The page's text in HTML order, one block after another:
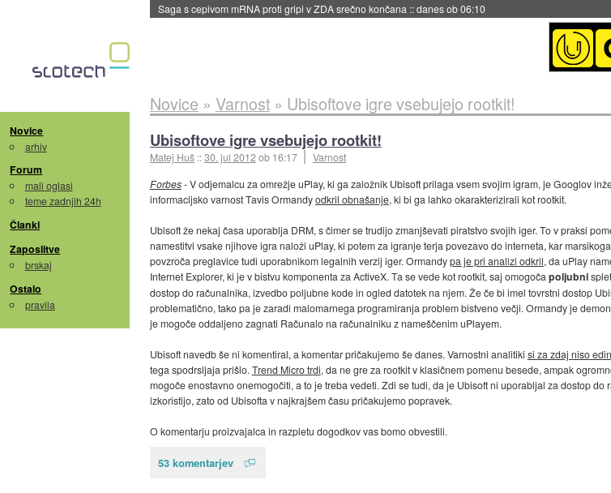
Saga s cepivom mRNA proti gripi v ZDA srečno končana ::danes ob 06:10
Novice
arhiv
Forum
mali oglasi
teme zadnjih 24h
Članki
Zaposlitve
brskaj
Ostalo
pravila
Novice » Varnost» Ubisoftove igre vsebujejo rootkit!
Ubisoftove igre vsebujejo rootkit!
Matej Huš ::30. jul 2012ob 16:17 Varnost
Forbes- V odjemalcu za omrežje uPlay, ki ga založnik Ubisoft prilaga vsem svojim igram, je Googlov
informacijsko varnost Tavis Ormandyodkril obnašanje, ki bi ga lahko okarakterizirali kot rootkit.
Ubisoft že nekaj časa uporablja DRM, s čimer se trudijo zmanjševati piratstvo svojih iger. To v praksi
namestitvi vsake njihove igra naloži uPlay, ki potem za igranje terja povezavo do interneta, kar
povzroča preglavice tudi uporabnikom legalnih verzij iger. Ormandypa je pri analizi odkril, da uPlay
Internet Explorer, ki je v bistvu komponenta za ActiveX. Ta se vede kot rootkit, saj omogoča poljubni
dostop do računalnika, izvedbo poljubne kode in ogled datotek na njem. Že če bi imel tovrstni dostop
problematično, tako pa je zaradi malomarnega programiranja problem bistveno večji. Ormandy je
je mogoče oddaljeno zagnati Računalo na računalniku z nameščenim uPlayem.
Ubisoft navedb še ni komentiral, a komentar pričakujemo še danes. Varnostni analitiki si za zdaj niso
tega spodrsljaja prišlo. Trend Micro trdi, da ne gre za rootkit v klasičnem pomenu besede, ampak
mogoče enostavno onemogočiti, a to je treba vedeti. Zdi se tudi, da je Ubisoft ni uporabljal za dostop
izkoristijo, zato od Ubisofta v najkrajšem času pričakujemo popravek.
O komentarju proizvajalca in razpletu dogodkov vas bomo obvestili.
53 komentarjev